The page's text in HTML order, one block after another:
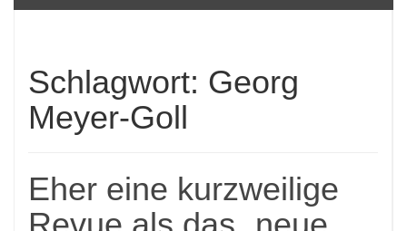
Schlagwort: Georg
Meyer-Goll
Eher eine kurzweilige